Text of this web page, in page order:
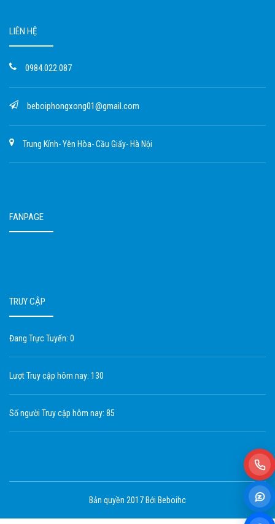
LIÊN HỆ
0984.022.087
beboiphongxong01@gmail.com
Trung Kính- Yên Hòa- Cầu Giấy- Hà Nội
FANPAGE
TRUY CẬP
Đang Trực Tuyến: 0
Lượt Truy cập hôm nay: 130
Số người Truy cập hôm nay: 85
Bản quyền 2017 Bới Beboihc